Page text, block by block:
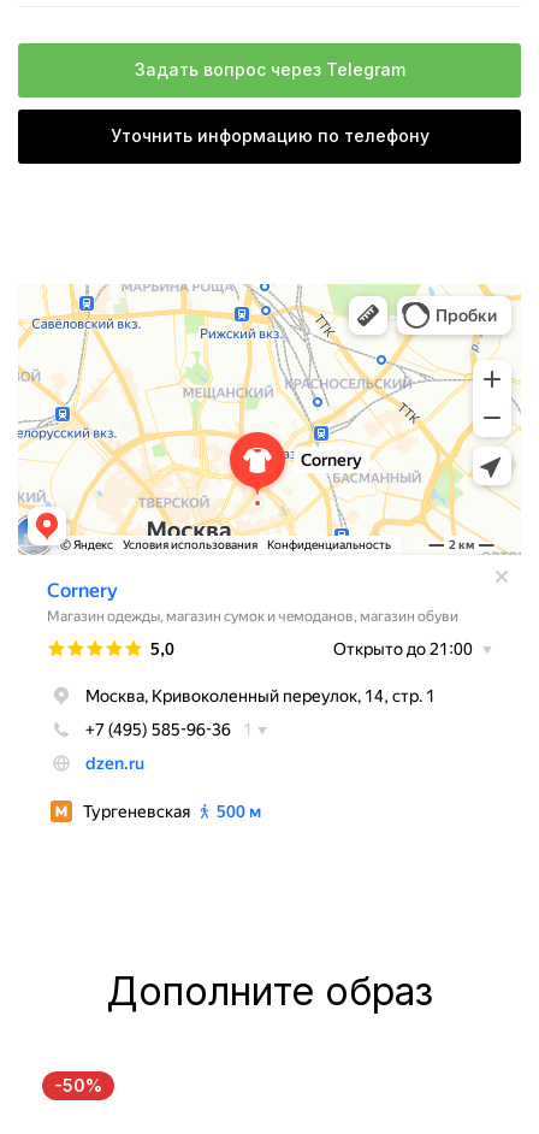
Задать вопрос через Telegram
Уточнить информацию по телефону
Дополните образ
-50%